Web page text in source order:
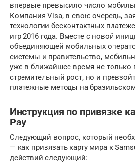
впервые превысило число
Компания Visa, в свою очередь,
технологии бесконтактных
игр 2016 года. Вместе с новой
объединяющей мобильных
системы и правительство,
уже в ближайшее время не только
стремительный рост, но и
платежные методы на
Инструкция по привязке
Pay
Следующий вопрос, который
— как привязать карту мира к
действий следующий: